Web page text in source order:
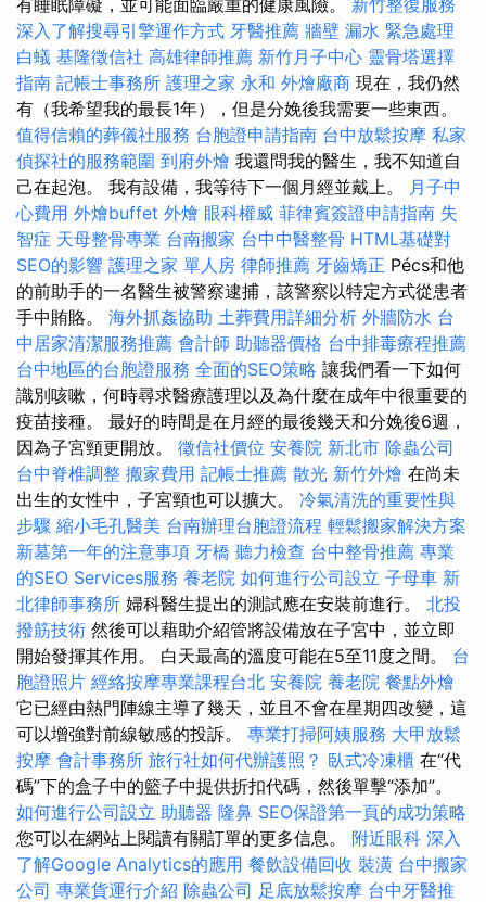
深入了解搜尋引擎運作方式 牙醫推薦 牆壁 漏水 緊急處理
白蟻 基隆徵信社 高雄律師推薦 新竹月子中心 靈骨塔選擇
指南 記帳士事務所 護理之家 永和 外燴廠商 現在，我仍然
有（我希望我的最長1年），但是分娩後我需要一些東西。
值得信賴的葬儀社服務 台胞證申請指南 台中放鬆按摩 私家
偵探社的服務範圍 到府外燴 我還問我的醫生，我不知道自
己在起泡。 我有設備，我等待下一個月經並戴上。
月子中
心費用 外燴buffet 外燴 眼科權威 菲律賓簽證申請指南 失
智症 天母整骨專業 台南搬家 台中中醫整骨 HTML基礎對
SEO的影響 護理之家 單人房 律師推薦 牙齒矯正 Pécs和他
的前助手的一名醫生被警察逮捕，該警察以特定方式從患者
手中賄賂。 海外抓姦協助 土葬費用詳細分析 外牆防水 台
中居家清潔服務推薦 會計師 助聽器價格 台中排毒療程推薦
台中地區的台胞證服務 全面的SEO策略 讓我們看一下如何
識別咳嗽，何時尋求醫療護理以及為什麼在成年中很重要的
疫苗接種。 最好的時間是在月經的最後幾天和分娩後6週，
因為子宮頸更開放。 徵信社價位 安養院 新北市 除蟲公司
台中脊椎調整 搬家費用 記帳士推薦 散光 新竹外燴 在尚未
出生的女性中，子宮頸也可以擴大。 冷氣清洗的重要性與
步驟 縮小毛孔醫美 台南辦理台胞證流程 輕鬆搬家解決方案
新墓第一年的注意事項 牙橋 聽力檢查 台中整骨推薦 專業
的SEO Services服務 養老院 如何進行公司設立 子母車 新
北律師事務所 婦科醫生提出的測試應在安裝前進行。 北投
撥筋技術 然後可以藉助介紹管將設備放在子宮中，並立即
開始發揮其作用。 白天最高的溫度可能在5至11度之間。 台
胞證照片 經絡按摩專業課程台北 安養院 養老院 餐點外燴
它已經由熱門陣線主導了幾天，並且不會在星期四改變，這
可以增強對前線敏感的投訴。 專業打掃阿姨服務 大甲放鬆
按摩 會計事務所 旅行社如何代辦護照？ 臥式冷凍櫃 在“代
碼”下的盒子中的籃子中提供折扣代碼，然後單擊“添加”。
如何進行公司設立 助聽器 隆鼻 SEO保證第一頁的成功策略
您可以在網站上閱讀有關訂單的更多信息。 附近眼科 深入
了解Google Analytics的應用 餐飲設備回收 裝潢 台中搬家
公司 專業貨運行介紹 除蟲公司 足底放鬆按摩 台中牙醫推